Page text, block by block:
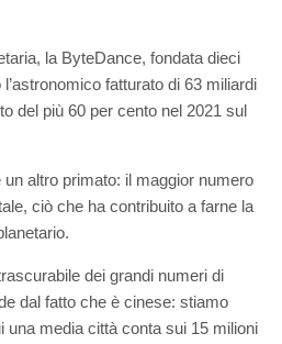
la ByteDance, fondata dieci
fatturato di 63 miliardi
del più 60 per cento nel 2021 sul
altro primato: il maggior numero
ciò che ha contribuito a farne la
dei grandi numeri di
dal fatto che è cinese: stiamo
una media città conta sui 15 milioni